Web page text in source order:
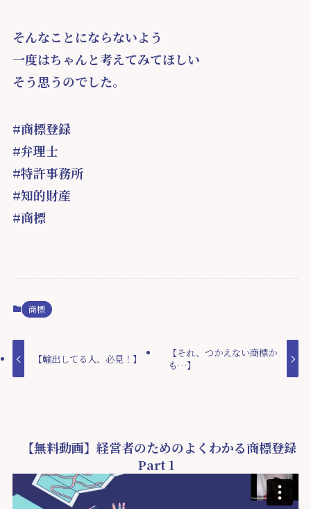
そんなことにならないよう
一度はちゃんと考えてみてほしい
そう思うのでした。
#商標登録
#弁理士
#特許事務所
#知的財産
#商標
商標
【輸出してる人、必見！】
【それ、つかえない商標か
も…】
【無料動画】経営者のためのよくわかる商標登録
Part 1